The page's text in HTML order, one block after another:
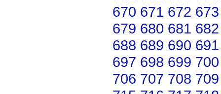
670 671 672 673
679 680 681 682
688 689 690 691
697 698 699 700
706 707 708 709